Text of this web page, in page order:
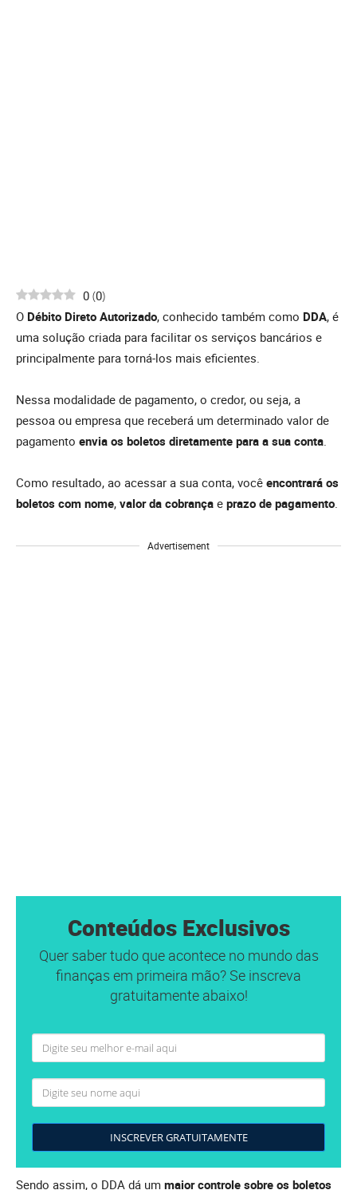
0 (0)
O Débito Direto Autorizado, conhecido também como DDA, é
uma solução criada para facilitar os serviços bancários e
principalmente para torná-los mais eficientes.
Nessa modalidade de pagamento, o credor, ou seja, a
pessoa ou empresa que receberá um determinado valor de
pagamento envia os boletos diretamente para a sua conta
Como resultado, ao acessar a sua conta, você encontrará os
boletos com nome, valor da cobrança e prazo de pagamento
Advertisement
Conteúdos Exclusivos
Quer saber tudo que acontece no mundo das
finanças em primeira mão? Se inscreva
gratuitamente abaixo!
INSCREVER GRATUITAMENTE
Sendo assim, o DDA dá um maior controle sobre os boletos